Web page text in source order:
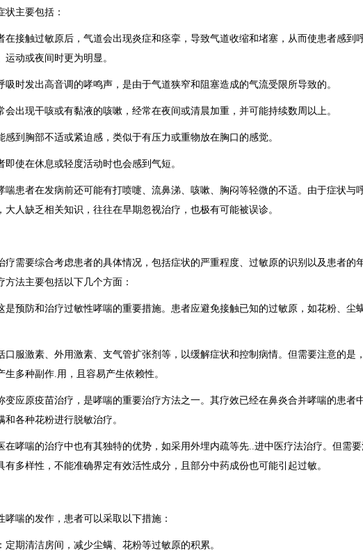
状主要包括：
在接触过敏原后，气道会出现炎症和痉挛，导致气道收缩和堵塞，从而使患者感到
运动或夜间时更为明显。
吸时发出高音调的哮鸣声，是由于气道狭窄和阻塞造成的气流受限所导致的。
会出现干咳或有黏液的咳嗽，经常在夜间或清晨加重，并可能持续数周以上。
感到胸部不适或紧迫感，类似于有压力或重物放在胸口的感觉。
即使在休息或轻度活动时也会感到气短。
喘患者在发病前还可能有打喷嚏、流鼻涕、咳嗽、胸闷等轻微的不适。由于症状与
大人缺乏相关知识，往往在早期忽视治疗，也极有可能被误诊。
疗需要综合考虑患者的具体情况，包括症状的严重程度、过敏原的识别以及患者的
方法主要包括以下几个方面：
是预防和治疗过敏性哮喘的重要措施。患者应避免接触已知的过敏原，如花粉、尘螨
口服激素、外用激素、支气管扩张剂等，以缓解症状和控制病情。但需要注意的是
生多种副作.用，且容易产生依赖性。
变应原疫苗治疗，是哮喘的重要治疗方法之一。其疗效已经在鼻炎合并哮喘的患者
各种花粉进行脱敏治疗。
在哮喘的治疗中也有其独特的优势，如采用外埋内疏等先..进中医疗法治疗。但需
有多样性，不能准确界定有效活性成分，且部分中药成份也可能引起过敏。
哮喘的发作，患者可以采取以下措施：
定期清洁房间，减少尘螨、花粉等过敏原的积累。